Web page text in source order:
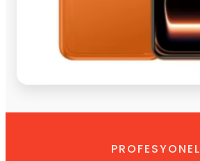
PROFESYONEL